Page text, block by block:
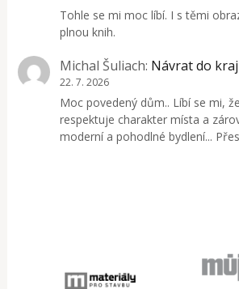
Tohle se mi moc líbí. I s těmi
plnou knih.
Michal Šuliach: Návrat do
22. 7. 2026
Moc povedený dům.. Líbí se mi,
respektuje charakter místa a
moderní a pohodlné bydlení...